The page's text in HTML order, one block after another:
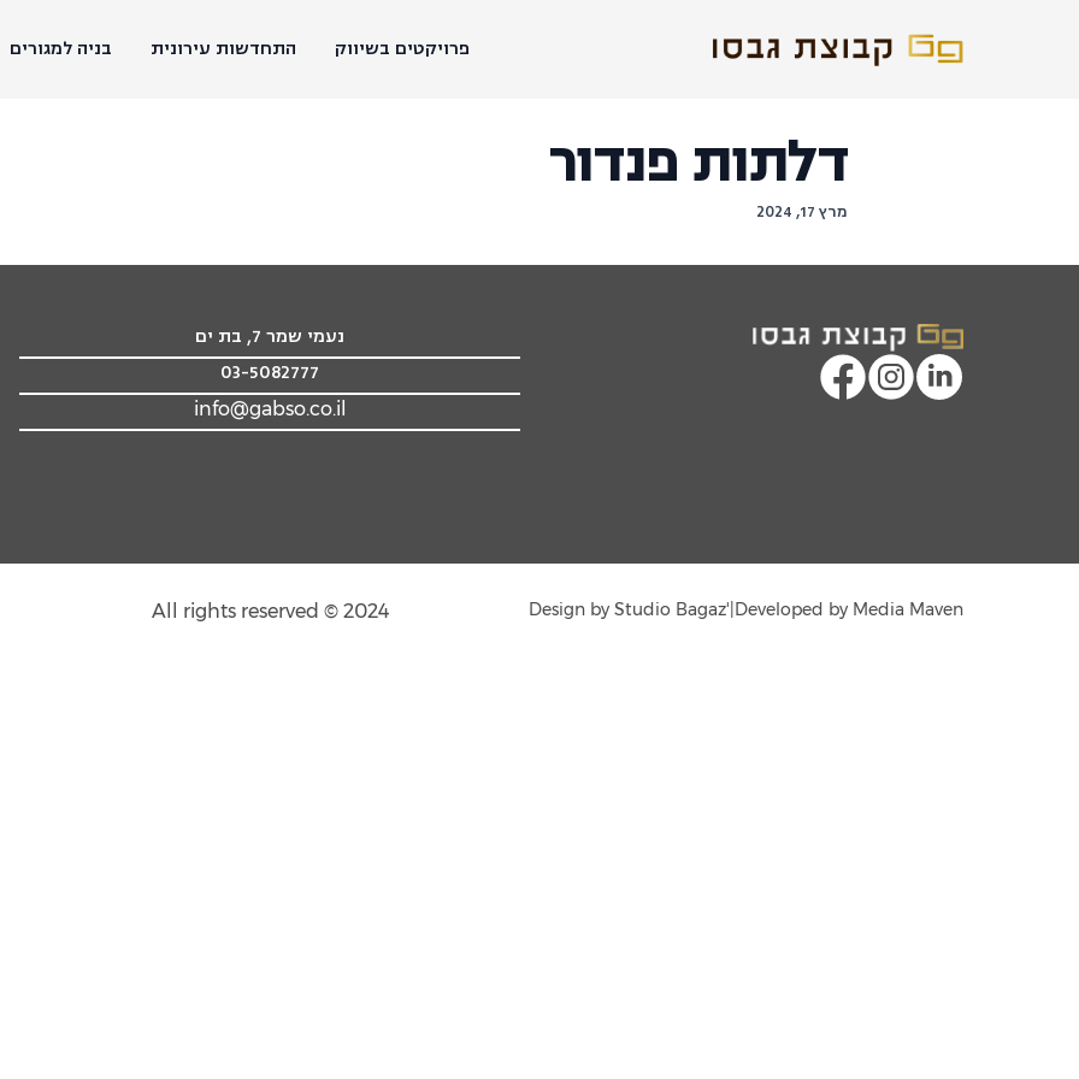
פרויקטים בשיווק התחדשות עירונית בניה למגורים
דלתות פנדור
מרץ 17, 2024
נעמי שמר 7, בת ים
03-5082777
info@gabso.co.il
Developed by Media Maven
'Design by Studio Bagaz
All rights reserved © 2024